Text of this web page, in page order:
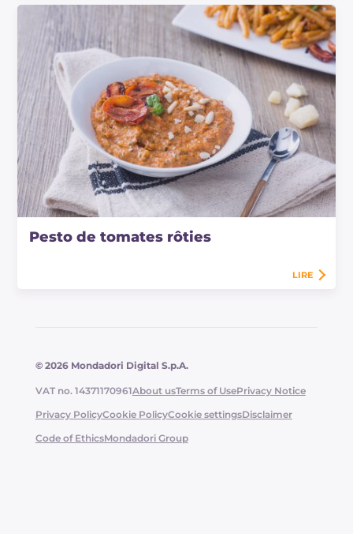
Pesto de tomates rôties
LIRE
© 2026 Mondadori Digital S.p.A.
VAT no. 14371170961About usTerms of UsePrivacy Notice
Privacy PolicyCookie PolicyCookie settingsDisclaimer
Code of EthicsMondadori Group